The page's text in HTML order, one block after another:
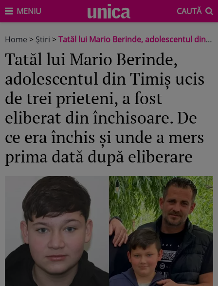
MENIU CAUTĂ
Home > Știri >Tatăl lui Mario Berinde, adolescentul din Timiș ucis de trei prieteni, a fost eliberat din închisoare. De ce era închis și unde a mers prima dată după eliberare
Tatăl lui Mario Berinde,
adolescentul din Timiș ucis
de trei prieteni, a fost
eliberat din închisoare. De
ce era închis și unde a mers
prima dată după eliberare